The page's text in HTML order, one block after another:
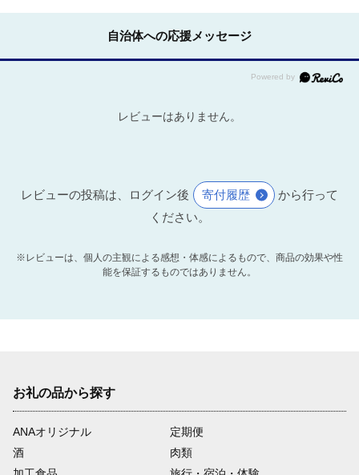
自治体への応援メッセージ
レビューはありません。
レビューの投稿は、ログイン後 寄付履歴
から行って
ください。
※レビューは、個人の主観による感想・体感によるもので、商品の効果や性
能を保証するものではありません。
お礼の品から探す
ANAオリジナル
定期便
酒
肉類